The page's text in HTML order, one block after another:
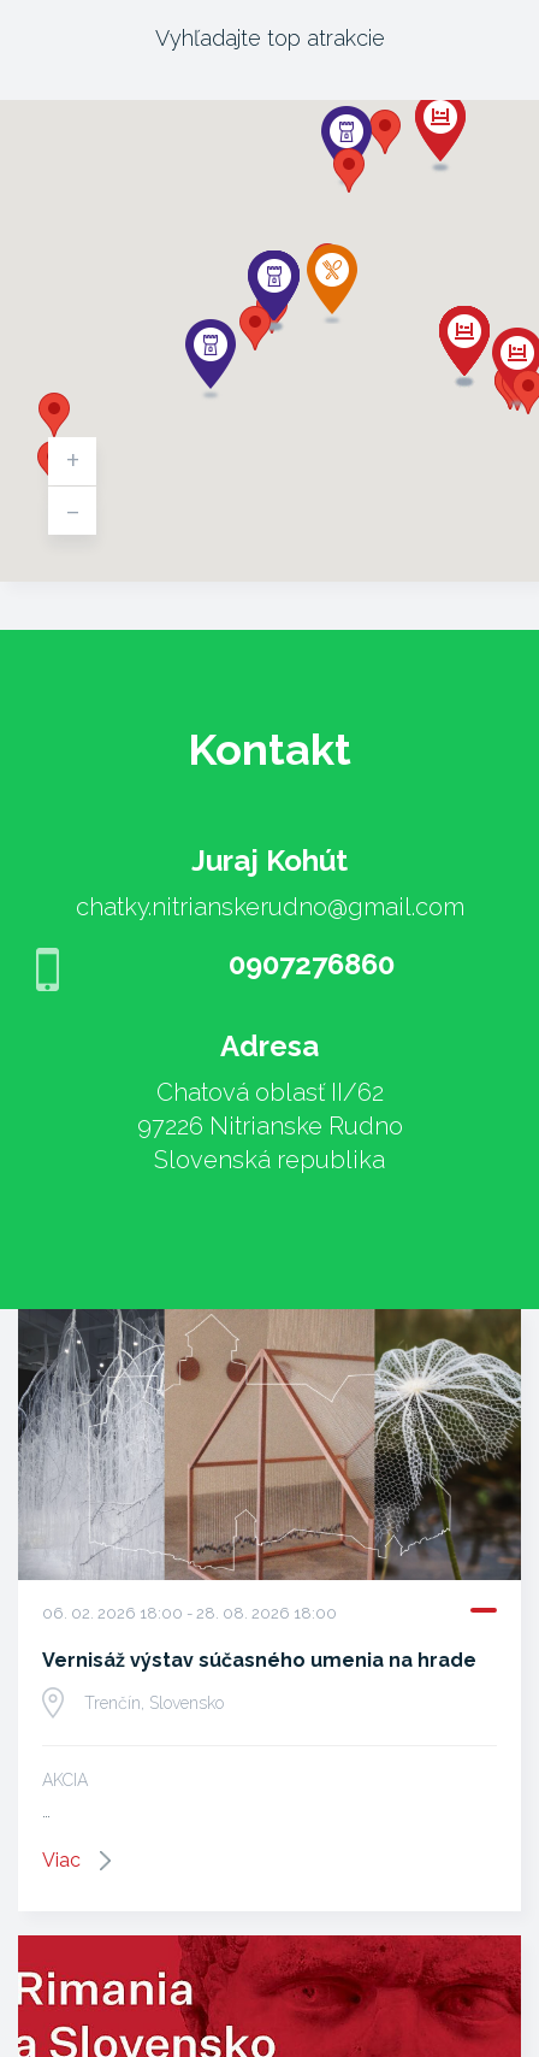
Vyhľadajte top atrakcie
+
-
Kontakt
Juraj Kohút
chatky.nitrianskerudno@gmail.com
0907276860
Adresa
Chatová oblasť II/62
97226 Nitrianske Rudno
Slovenská republika
06. 02. 2026 18:00 - 28. 08. 2026 18:00
Vernisáž výstav súčasného umenia na hrade
Trenčín, Slovensko
AKCIA
Viac